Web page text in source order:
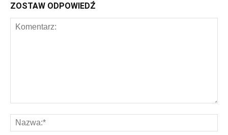
ZOSTAW ODPOWIEDŹ